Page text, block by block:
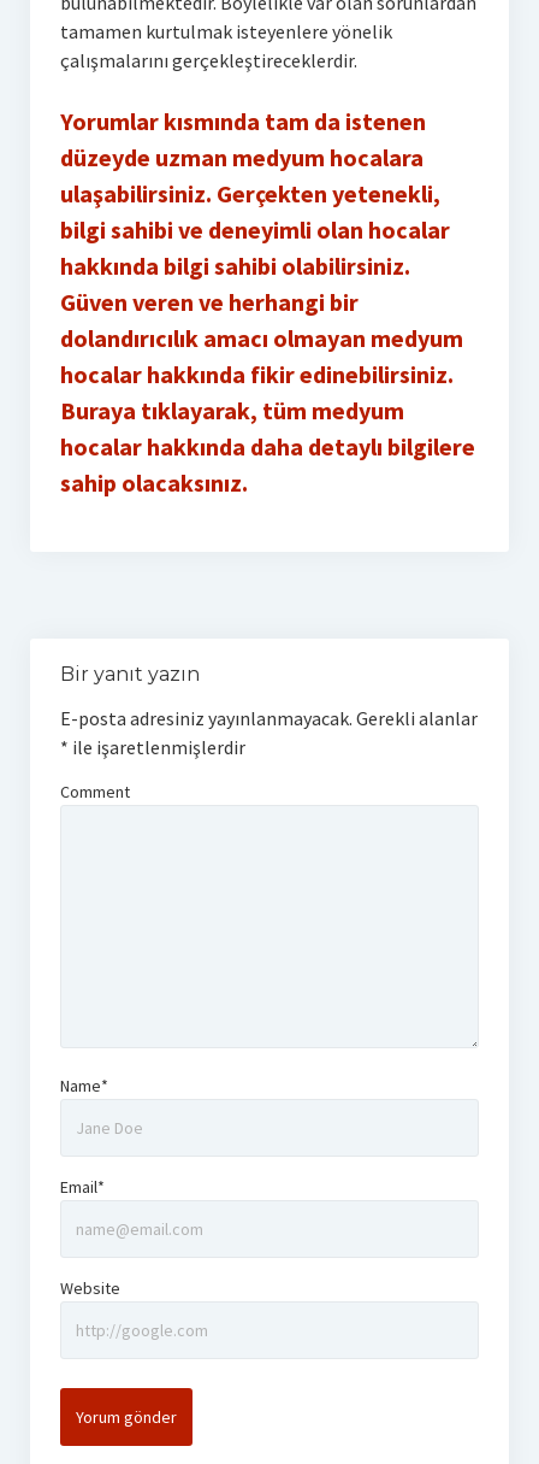
tamamen kurtulmak isteyenlere yönelik
çalışmalarını gerçekleştireceklerdir.
Yorumlar kısmında tam da istenen
düzeyde uzman medyum hocalara
ulaşabilirsiniz. Gerçekten yetenekli,
bilgi sahibi ve deneyimli olan hocalar
hakkında bilgi sahibi olabilirsiniz.
Güven veren ve herhangi bir
dolandırıcılık amacı olmayan medyum
hocalar hakkında fikir edinebilirsiniz.
Buraya tıklayarak, tüm medyum
hocalar hakkında daha detaylı bilgilere
sahip olacaksınız.
Bir yanıt yazın
E-posta adresiniz yayınlanmayacak. Gerekli alanlar
* ile işaretlenmişlerdir
Comment
Name*
Email*
Website